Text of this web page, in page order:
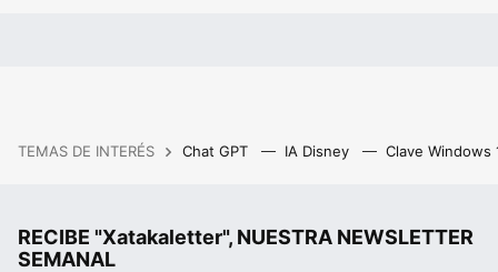
TEMAS DE INTERÉS Chat GPT IA Disney Clave Windows
RECIBE "Xatakaletter", NUESTRA NEWSLETTER
SEMANAL